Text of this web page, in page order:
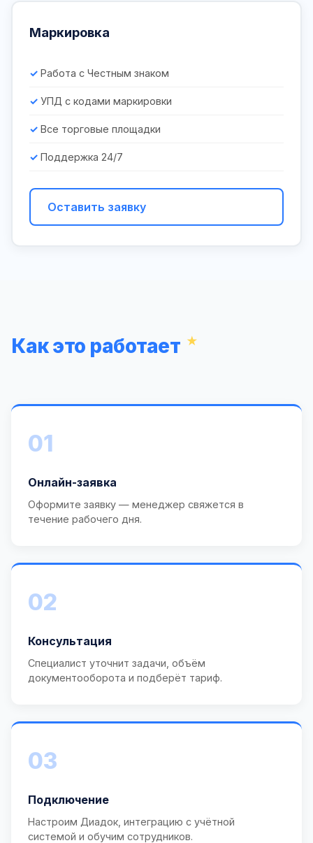
Маркировка
Работа с Честным знаком
УПД с кодами маркировки
Все торговые площадки
Поддержка 24/7
Оставить заявку
Как это работает
01
Онлайн-заявка
Оформите заявку — менеджер свяжется в
течение рабочего дня.
02
Консультация
Специалист уточнит задачи, объём
документооборота и подберёт тариф.
03
Подключение
Настроим Диадок, интеграцию с учётной
системой и обучим сотрудников.